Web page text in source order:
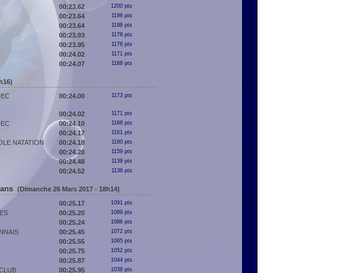
00:23.62 1200 pts
00:23.64 1198 pts
00:23.64 1198 pts
00:23.93 1178 pts
00:23.95 1176 pts
00:24.02 1171 pts
00:24.07 1168 pts
00:24.00 1173 pts
00:24.02 1171 pts
00:24.10 1166 pts
00:24.17 1161 pts
NATATION 00:24.18 1160 pts
00:24.20 1159 pts
00:24.48 1139 pts
00:24.52 1136 pts
(Dimanche 26 Mars 2017 - 18h14)
00:25.17 1091 pts
00:25.20 1089 pts
00:25.24 1086 pts
00:25.45 1072 pts
00:25.55 1065 pts
00:25.75 1052 pts
00:25.87 1044 pts
00:25.95 1038 pts